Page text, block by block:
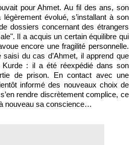
pour Ahmet. Au fil des ans, son
évolué, s’installant à son
dossiers concernant des étrangers
Il a acquis un certain équilibre qui
encore une fragilité personnelle.
du cas d’Ahmet, il apprend que
Kurde : il a été réexpédié dans son
de prison. En contact avec une
informé des nouveaux choix de
rendre discrètement complice, ce
nouveau sa conscience…